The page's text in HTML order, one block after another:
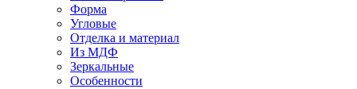
Форма
Угловые
Отделка и материал
Из МДФ
Зеркальные
Особенности